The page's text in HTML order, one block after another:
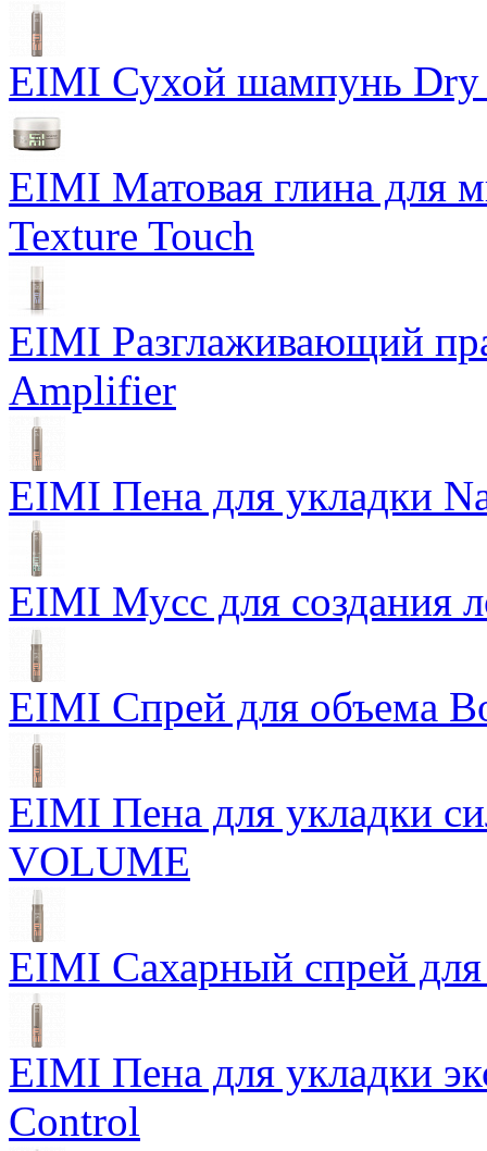
EIMI Сухой шампунь Dry
EIMI Матовая глина для
Texture Touch
EIMI Разглаживающий
Amplifier
EIMI Пена для укладки
EIMI Мусс для создания
EIMI Спрей для объема
EIMI Пена для укладки
VOLUME
EIMI Сахарный спрей
EIMI Пена для укладки
Control